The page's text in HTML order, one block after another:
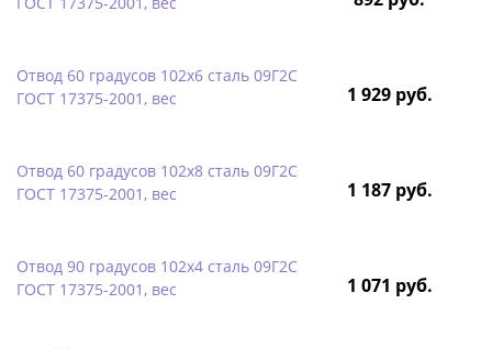
Отвод 60 градусов 102х6 сталь 09Г2С
ГОСТ 17375-2001, вес
1 929 руб.
Отвод 60 градусов 102х8 сталь 09Г2С
ГОСТ 17375-2001, вес
1 187 руб.
Отвод 90 градусов 102х4 сталь 09Г2С
ГОСТ 17375-2001, вес
1 071 руб.